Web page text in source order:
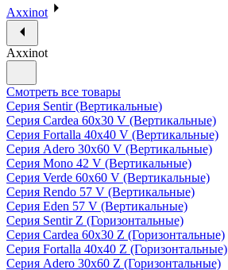
Axxinot
Axxinot
Смотреть все товары
Серия Sentir (Вертикальные)
Серия Cardea 60х30 V (Вертикальные)
Серия Fortalla 40х40 V (Вертикальные)
Серия Adero 30х60 V (Вертикальные)
Серия Mono 42 V (Вертикальные)
Серия Verde 60х60 V (Вертикальные)
Серия Rendo 57 V (Вертикальные)
Серия Eden 57 V (Вертикальные)
Серия Sentir Z (Горизонтальные)
Серия Cardea 60х30 Z (Горизонтальные)
Серия Fortalla 40х40 Z (Горизонтальные)
Серия Adero 30х60 Z (Горизонтальные)